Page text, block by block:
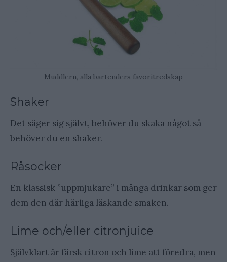
Muddlern, alla bartenders favoritredskap
Shaker
Det säger sig självt, behöver du skaka något så
behöver du en shaker.
Råsocker
En klassisk ”uppmjukare” i många drinkar som ger
dem den där härliga läskande smaken.
Lime och/eller citronjuice
Självklart är färsk citron och lime att föredra, men